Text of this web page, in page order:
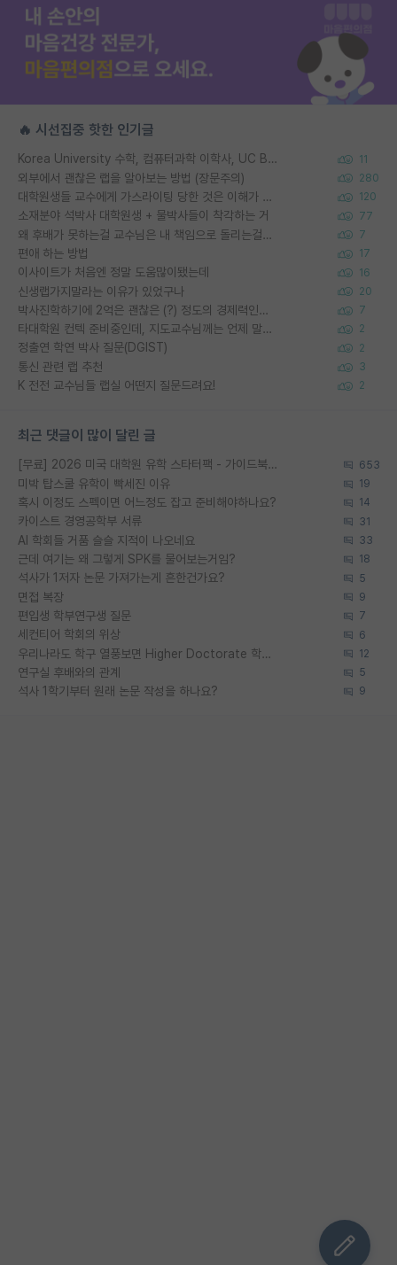
🔥 시선집중 핫한 인기글
Korea University 수학, 컴퓨터과학 이학사, UC Berkeley 산업공학 대학원 공학박사가 되는 것은 쉽지 않겠죠? 11
외부에서 괜찮은 랩을 알아보는 방법 (장문주의) 280
대학원생들 교수에게 가스라이팅 당한 것은 이해가 갑니다. 안타깝네요. 120
소재분야 석박사 대학원생 + 물박사들이 착각하는 거 77
왜 후배가 못하는걸 교수님은 내 책임으로 돌리는걸까요? 7
편애 하는 방법 17
이사이트가 처음엔 정말 도움많이됐는데 16
신생랩가지말라는 이유가 있었구나 20
박사진학하기에 2억은 괜찮은 (?) 정도의 경제력인가요 7
타대학원 컨텍 준비중인데, 지도교수님께는 언제 말씀드려야 할까요? 2
정출연 학연 박사 질문(DGIST) 2
통신 관련 랩 추천 3
K 전전 교수님들 랩실 어떤지 질문드려요! 2
최근 댓글이 많이 달린 글
[무료] 2026 미국 대학원 유학 스타터팩 - 가이드북 & 합격자 컨택메일 템플릿 653
미박 탑스쿨 유학이 빡세진 이유 19
혹시 이정도 스펙이면 어느정도 잡고 준비해야하나요? 14
카이스트 경영공학부 서류 31
AI 학회들 거품 슬슬 지적이 나오네요 33
근데 여기는 왜 그렇게 SPK를 물어보는거임? 18
석사가 1저자 논문 가져가는게 흔한건가요? 5
면접 복장 9
편입생 학부연구생 질문 7
세컨티어 학회의 위상 6
우리나라도 학구 열풍보면 Higher Doctorate 학위가 필요하다고 봅니다. 12
연구실 후배와의 관계 5
석사 1학기부터 원래 논문 작성을 하나요? 9